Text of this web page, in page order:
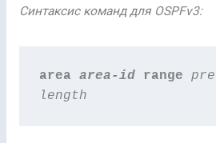
Синтаксис команд для OSPFv3:
area area-id range
length